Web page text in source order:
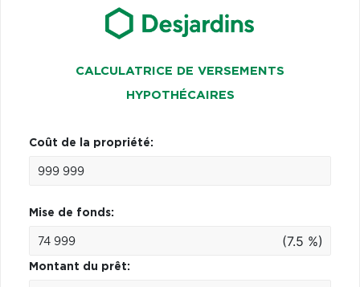
CALCULATRICE DE VERSEMENTS
HYPOTHÉCAIRES
Coût de la propriété:
Mise de fonds:
(7.5 %)
Montant du prêt: